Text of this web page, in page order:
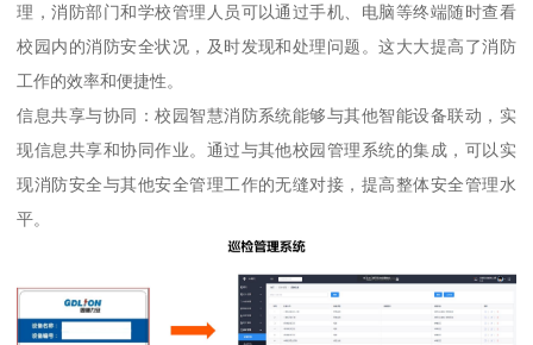
理，消防部门和学校管理人员可以通过手机、电脑等终端随时查看
校园内的消防安全状况，及时发现和处理问题。这大大提高了消防
工作的效率和便捷性。
信息共享与协同：校园智慧消防系统能够与其他智能设备联动，实
现信息共享和协同作业。通过与其他校园管理系统的集成，可以实
现消防安全与其他安全管理工作的无缝对接，提高整体安全管理水
平。